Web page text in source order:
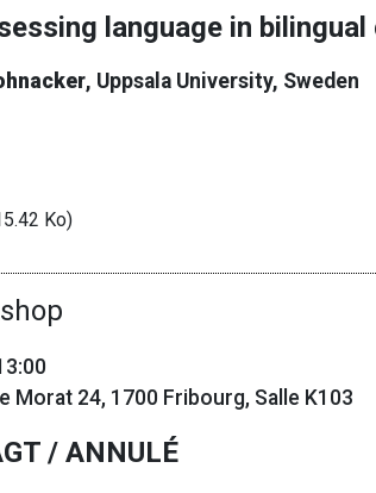
language in
, Uppsala University, Sweden
Ko)
Morat 24, 1700 Fribourg, Salle K103
/ ANNULÉ